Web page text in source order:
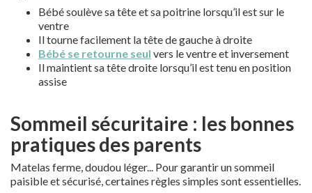
Bébé soulève sa tête et sa poitrine lorsqu’il est sur le
ventre
Il tourne facilement la tête de gauche à droite
Bébé se retourne seul vers le ventre et inversement
Il maintient sa tête droite lorsqu’il est tenu en position
assise
Sommeil sécuritaire : les bonnes
pratiques des parents
Matelas ferme, doudou léger... Pour garantir un sommeil
paisible et sécurisé, certaines règles simples sont essentielles.